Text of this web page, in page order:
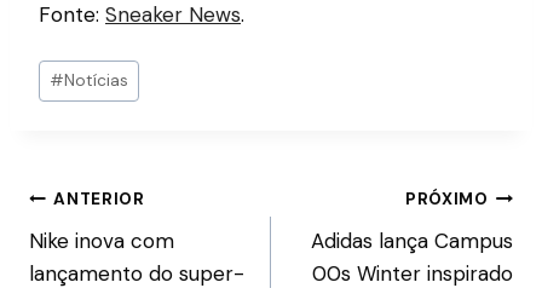
Fonte: Sneaker News.
#Notícias
ANTERIOR
Nike inova com
lançamento do super-
PRÓXIMO
Adidas lança Campus
00s Winter inspirado